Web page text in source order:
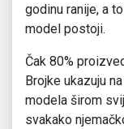
godinu ranije, a
model postoji.
Čak 80%
Brojke ukazuju
modela širom
svakako